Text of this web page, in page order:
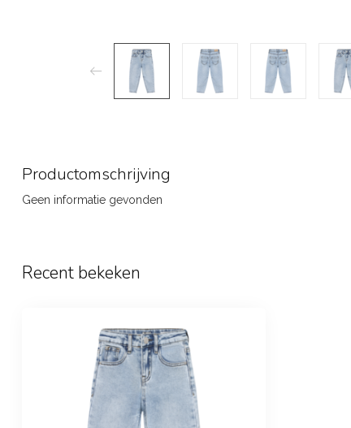
Productomschrijving
Geen informatie gevonden
Recent bekeken